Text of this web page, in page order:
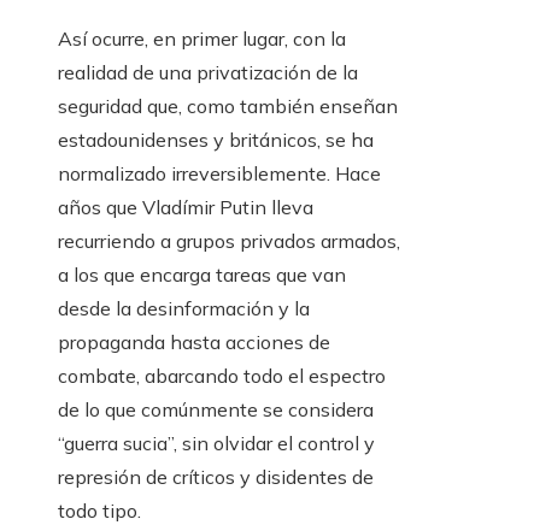
Así ocurre, en primer lugar, con la
realidad de una privatización de la
seguridad que, como también enseñan
estadounidenses y británicos, se ha
normalizado irreversiblemente. Hace
años que Vladímir Putin lleva
recurriendo a grupos privados armados,
a los que encarga tareas que van
desde la desinformación y la
propaganda hasta acciones de
combate, abarcando todo el espectro
de lo que comúnmente se considera
“guerra sucia”, sin olvidar el control y
represión de críticos y disidentes de
todo tipo.